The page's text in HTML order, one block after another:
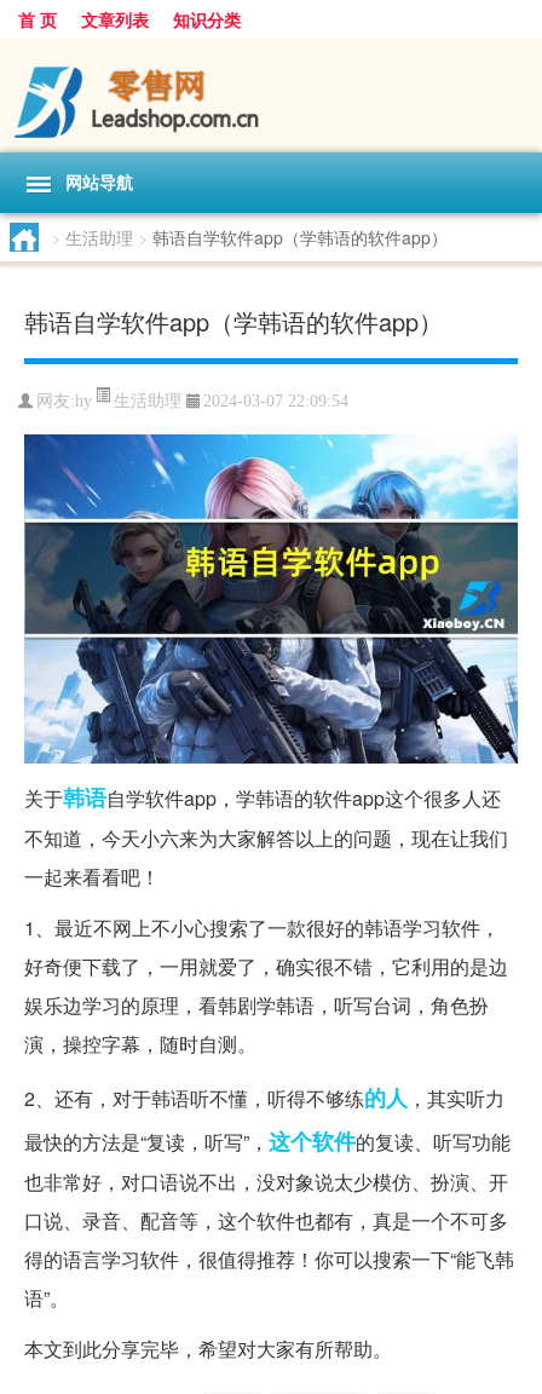
首 页 文章列表 知识分类
网站导航
> 生活助理 > 韩语自学软件app（学韩语的软件app）
韩语自学软件app（学韩语的软件app）
网友:hy 生活助理 2024-03-07 22:09:54
关于韩语自学软件app，学韩语的软件app这个很多人还
不知道，今天小六来为大家解答以上的问题，现在让我们
一起来看看吧！
1、最近不网上不小心搜索了一款很好的韩语学习软件，
好奇便下载了，一用就爱了，确实很不错，它利用的是边
娱乐边学习的原理，看韩剧学韩语，听写台词，角色扮
演，操控字幕，随时自测。
2、还有，对于韩语听不懂，听得不够练的人 ，其实听力
最快的方法是“复读，听写”， 这个软件的复读、听写功能
也非常好，对口语说不出，没对象说太少模仿、扮演、开
口说、录音、配音等，这个软件也都有，真是一个不可多
得的语言学习软件，很值得推荐！你可以搜索一下“能飞韩
语”。
本文到此分享完毕，希望对大家有所帮助。